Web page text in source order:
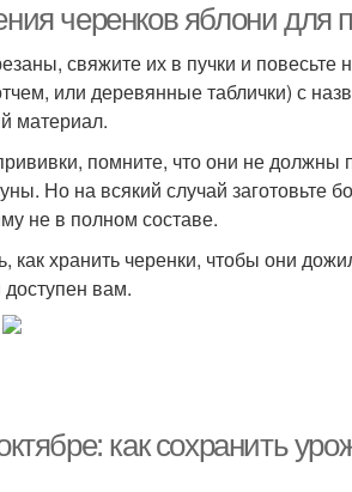
черенков яблони для
свяжите их в пучки и повесьте
или деревянные таблички) с
материал.
помните, что они не должны
Но на всякий случай заготовьте
не в полном составе.
как хранить черенки, чтобы они
вам.
как сохранить